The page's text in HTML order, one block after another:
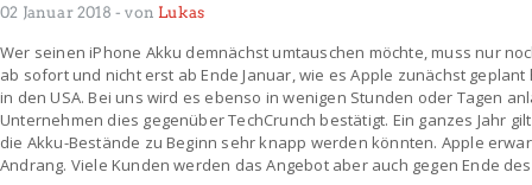
02 Januar 2018 - von Lukas
Wer seinen iPhone Akku demnächst umtauschen möchte, muss nur
ab sofort und nicht erst ab Ende Januar, wie es Apple zunächst
in den USA. Bei uns wird es ebenso in wenigen Stunden oder Tagen
Unternehmen dies gegenüber TechCrunch bestätigt. Ein ganzes Jahr
die Akku-Bestände zu Beginn sehr knapp werden könnten. Apple
Andrang. Viele Kunden werden das Angebot aber auch gegen Ende